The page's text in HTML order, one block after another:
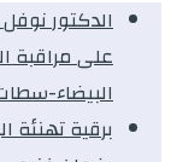
على مراقبة
البيضاء-
برقية